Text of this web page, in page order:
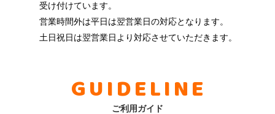
受け付けています。
営業時間外は平日は翌営業日の対応となります。
土日祝日は翌営業日より対応させていただきます。
GUIDELINE
ご利用ガイド